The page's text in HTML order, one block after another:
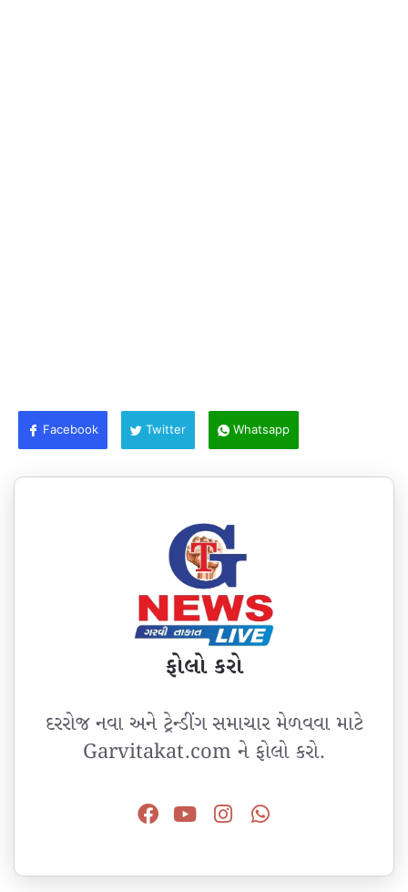
Facebook Twitter Whatsapp
ફોલો કરો
દરરોજ નવા અને ટ્રેન્ડીંગ સમાચાર મેળવવા માટે
Garvitakat.com ને ફોલો કરો.